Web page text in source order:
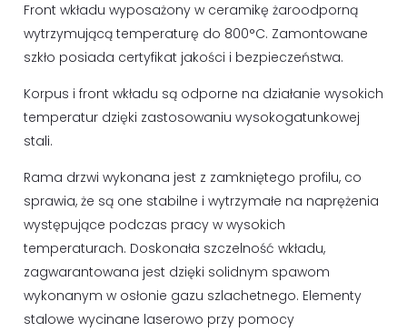
Front wkładu wyposażony w ceramikę żaroodporną
wytrzymującą temperaturę do 800°C. Zamontowane
szkło posiada certyfikat jakości i bezpieczeństwa.
Korpus i front wkładu są odporne na działanie wysokich
temperatur dzięki zastosowaniu wysokogatunkowej
stali.
Rama drzwi wykonana jest z zamkniętego profilu, co
sprawia, że są one stabilne i wytrzymałe na naprężenia
występujące podczas pracy w wysokich
temperaturach. Doskonała szczelność wkładu,
zagwarantowana jest dzięki solidnym spawom
wykonanym w osłonie gazu szlachetnego. Elementy
stalowe wycinane laserowo przy pomocy